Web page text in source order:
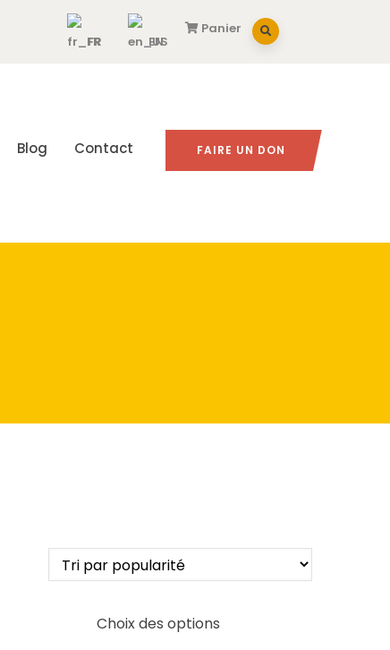
FR
EN
Panier
Blog Contact FAIRE UN DON
Choix des options